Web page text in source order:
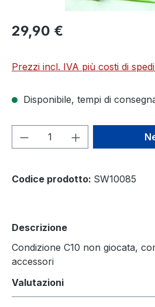
29,90 €
Prezzi incl. IVA più costi di
Disponibile, tempi di
Quantità del
Codice prodotto: SW10085
Descrizione
Condizione C10 non giocata,
accessori
Valutazioni